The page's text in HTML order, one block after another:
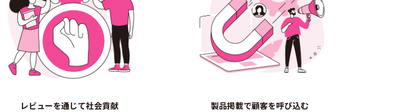
レビューを通じて社会貢献 製品掲載で顧客を呼び込む